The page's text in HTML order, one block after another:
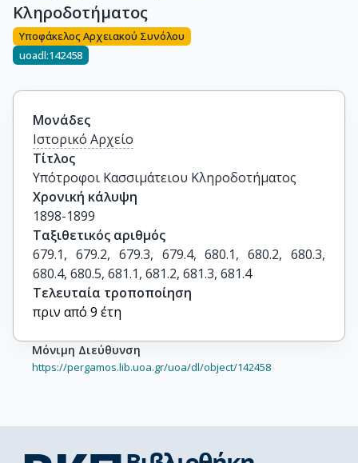
Κληροδοτήματος
Υποφάκελος Αρχειακού Συνόλου
uoadl:142458
Μονάδες
Ιστορικό Αρχείο
Τίτλος
Υπότροφοι Κασσιμάτειου Κληροδοτήματος
Χρονική κάλυψη
1898-1899
Ταξιθετικός αριθμός
679.1, 679.2, 679.3, 679.4, 680.1, 680.2, 680.3,
680.4, 680.5, 681.1, 681.2, 681.3, 681.4
Τελευταία τροποποίηση
πριν από 9 έτη
Μόνιμη Διεύθυνση
https://pergamos.lib.uoa.gr/uoa/dl/object/142458